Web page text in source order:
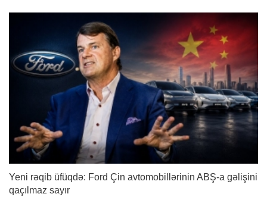
Yeni rəqib üfüqdə: Ford Çin avtomobillərinin ABŞ-a gəlişini
qaçılmaz sayır